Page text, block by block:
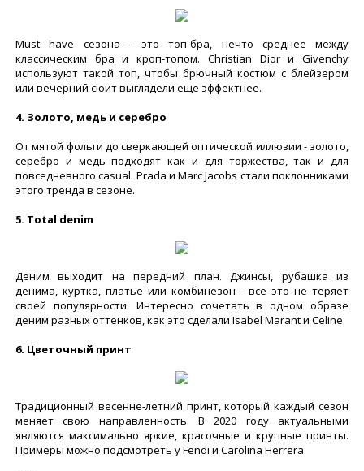
Must have сезона - это топ-бра, нечто среднее между
классическим бра и кроп-топом. Christian Dior и Givenchy
используют такой топ, чтобы брючный костюм с блейзером
или вечерний сюит выглядели еще эффектнее.
4. Золото, медь и серебро
От мятой фольги до сверкающей оптической иллюзии - золото,
серебро и медь подходят как и для торжества, так и для
повседневного casual. Prada и Marc Jacobs стали поклонниками
этого тренда в сезоне.
5. Total denim
Деним выходит на передний план. Джинсы, рубашка из
денима, куртка, платье или комбинезон - все это не теряет
своей популярности. Интересно сочетать в одном образе
деним разных оттенков, как это сделали Isabel Marant и Celine.
6. Цветочный принт
Традиционный весенне-летний принт, который каждый сезон
меняет свою направленность. В 2020 году актуальными
являются максимально яркие, красочные и крупные принты.
Примеры можно подсмотреть у Fendi и Carolina Herrera.